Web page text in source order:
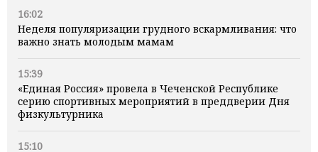
16:02
Неделя популяризации грудного вскармливания: что
важно знать молодым мамам
15:39
«Единая Россия» провела в Чеченской Республике
серию спортивных мероприятий в преддверии Дня
физкультурника
15:10